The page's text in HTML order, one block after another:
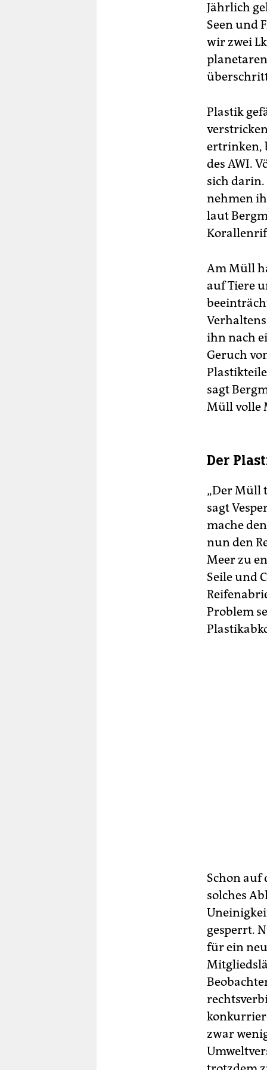
Jährlich
Seen und
wir zwei
Plastik
ertrinken,
des AWI.
sich
nehmen
laut
Am Müll
auf Tiere
ihn nach
Geruch
sagt
Müll volle
Der
„Der Müll
sagt
mache
nun den
Meer zu
Seile und
Problem
Schon auf
solches
gesperrt.
für ein
zwar